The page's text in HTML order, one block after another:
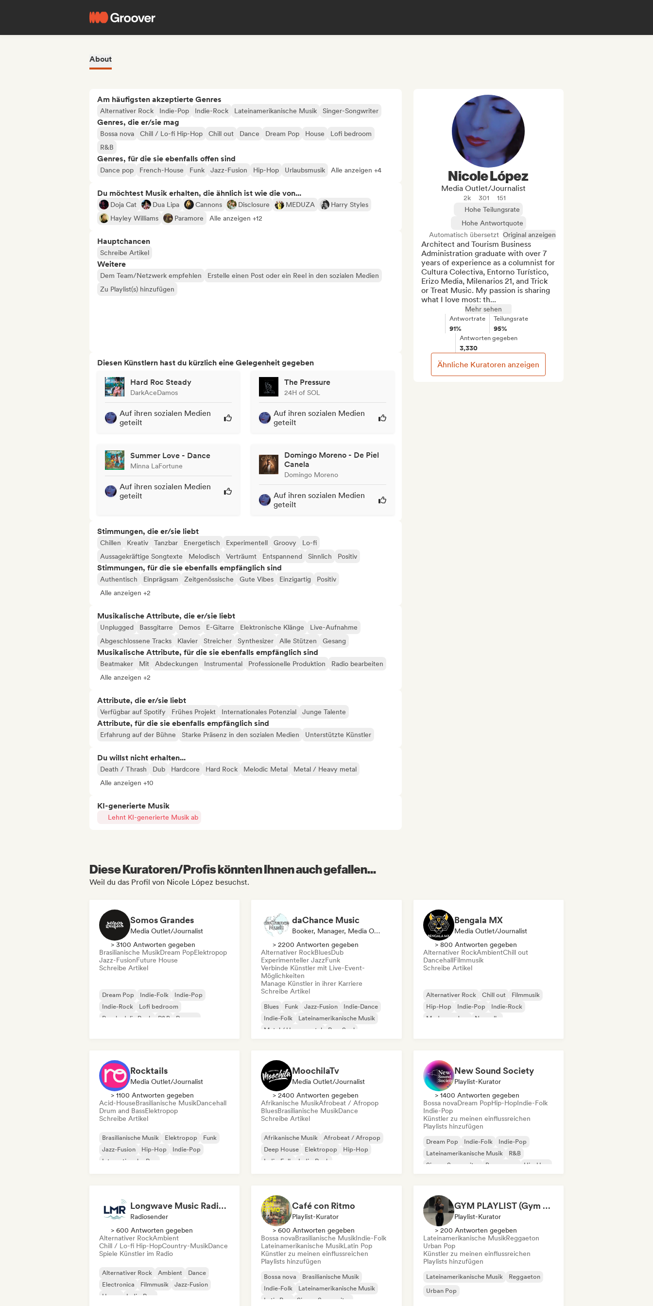
About
Am häufigsten akzeptierte Genres
Alternativer Rock Indie-Pop Indie-Rock Lateinamerikanische Musik Singer-Songwriter
Genres, die er/sie mag
Bossa nova Chill / Lo-fi Hip-Hop Chill out Dance Dream Pop House
Lofi bedroom
R&B
Genres, für die sie ebenfalls offen sind
Dance pop French-House Funk Jazz-Fusion Hip-Hop Urlaubsmusik Alle anzeigen +4
Du möchtest Musik erhalten, die ähnlich ist wie die von...
Doja Cat Dua Lipa Cannons Disclosure MEDUZA
Harry Styles
Hayley Williams
Paramore Alle anzeigen +12
Hauptchancen
Schreibe Artikel
Weitere
Dem Team/Netzwerk empfehlen
Erstelle einen Post oder ein Reel in den sozialen Medien
Zu Playlist(s) hinzufügen
Diesen Künstlern hast du kürzlich eine Gelegenheit gegeben
Hard Roc Steady
DarkAceDamos
Auf ihren sozialen Medien
geteilt
The Pressure
24H of SOL
Auf ihren sozialen Medien
geteilt
Summer Love - Dance
Minna LaFortune
Auf ihren sozialen Medien
geteilt
Domingo Moreno - De Piel
Canela
Domingo Moreno
Auf ihren sozialen Medien
geteilt
Stimmungen, die er/sie liebt
Chillen Kreativ Tanzbar Energetisch Experimentell Groovy
Lo-fi
Aussagekräftige Songtexte
Melodisch Verträumt Entspannend Sinnlich Positiv
Stimmungen, für die sie ebenfalls empfänglich sind
Authentisch Einprägsam Zeitgenössische Gute Vibes Einzigartig
Positiv
Alle anzeigen +2
Musikalische Attribute, die er/sie liebt
Unplugged Bassgitarre Demos E-Gitarre Elektronische Klänge
Live-Aufnahme
Abgeschlossene Tracks
Klavier Streicher Synthesizer Alle Stützen Gesang
Musikalische Attribute, für die sie ebenfalls empfänglich sind
Beatmaker Mit Abdeckungen Instrumental Professionelle Produktion
Radio bearbeiten
Alle anzeigen +2
Attribute, die er/sie liebt
Verfügbar auf Spotify Frühes Projekt Internationales Potenzial Junge Talente
Attribute, für die sie ebenfalls empfänglich sind
Erfahrung auf der Bühne Starke Präsenz in den sozialen Medien Unterstützte Künstler
Du willst nicht erhalten...
Death / Thrash Dub Hardcore Hard Rock Melodic Metal
Metal / Heavy metal
Alle anzeigen +10
KI-generierte Musik
Lehnt KI-generierte Musik ab
Nicole López
Media Outlet/Journalist
2k 301
151
Hohe Teilungsrate
Hohe Antwortquote
Automatisch übersetzt Original anzeigen
Architect and Tourism Business
Administration graduate with over 7
years of experience as a columnist for
Cultura Colectiva, Entorno Turístico,
Erizo Media, Milenarios 21, and Trick
or Treat Music. My passion is sharing
what I love most: th...
Mehr sehen
Antwortrate
91%
Teilungsrate
95%
Antworten gegeben
3,330
Ähnliche Kuratoren anzeigen
Diese Kuratoren/Profis könnten Ihnen auch gefallen...
Weil du das Profil von Nicole López besuchst.
Somos Grandes
Media Outlet/Journalist
> 3100 Antworten gegeben
Brasilianische MusikDream PopElektropop
Jazz-FusionFuture House
Schreibe Artikel
Dream Pop Indie-Folk
Indie-Pop
Indie-Rock
Lofi bedroom
Psychedelic Rock
R&B Reggae
daChance Music
Booker, Manager, Media Outlet/Journalist
> 2200 Antworten gegeben
Alternativer RockBluesDub
Experimenteller JazzFunk
Verbinde Künstler mit Live-Event-
Möglichkeiten
Manage Künstler in ihrer Karriere
Schreibe Artikel
Blues Funk Jazz-Fusion
Indie-Dance
Indie-Folk
Lateinamerikanische Musik
Metal / Heavy metal
Pop-Soul
Bengala MX
Media Outlet/Journalist
> 800 Antworten gegeben
Alternativer RockAmbientChill out
DancehallFilmmusik
Schreibe Artikel
Alternativer Rock Chill out
Filmmusik
Hip-Hop
Indie-Pop
Indie-Rock
Moderner Jazz
Nouvelle
Rocktails
Media Outlet/Journalist
> 1100 Antworten gegeben
Acid-HouseBrasilianische MusikDancehall
Drum and BassElektropop
Schreibe Artikel
Brasilianische Musik Elektropop
Funk
Jazz-Fusion
Hip-Hop
Indie-Pop
Internationaler Rap
MoochilaTv
Media Outlet/Journalist
> 2400 Antworten gegeben
Afrikanische MusikAfrobeat / Afropop
BluesBrasilianische MusikDance
Schreibe Artikel
Afrikanische Musik
Afrobeat / Afropop
Deep House
Elektropop
Hip-Hop
Indie-Folk
Indie-Rock
New Sound Society
Playlist-Kurator
> 1400 Antworten gegeben
Bossa novaDream PopHip-HopIndie-Folk
Indie-Pop
Künstler zu meinen einflussreichen
Playlists hinzufügen
Dream Pop Indie-Folk
Indie-Pop
Lateinamerikanische Musik
R&B
Singer-Songwriter
Bossa nova Hip-Hop
Longwave Music Radio LMR
Radiosender
> 600 Antworten gegeben
Alternativer RockAmbient
Chill / Lo-fi Hip-HopCountry-MusikDance
Spiele Künstler im Radio
Alternativer Rock Ambient
Dance
Electronica
Filmmusik
Jazz-Fusion
House
Indie-Pop
Café con Ritmo
Playlist-Kurator
> 600 Antworten gegeben
Bossa novaBrasilianische MusikIndie-Folk
Lateinamerikanische MusikLatin Pop
Künstler zu meinen einflussreichen
Playlists hinzufügen
Bossa nova
Brasilianische Musik
Indie-Folk
Lateinamerikanische Musik
Latin Pop
Singer-Songwriter
GYM PLAYLIST (Gym Mujeres)
Playlist-Kurator
> 200 Antworten gegeben
Lateinamerikanische MusikReggaeton
Urban Pop
Künstler zu meinen einflussreichen
Playlists hinzufügen
Lateinamerikanische Musik
Reggaeton
Urban Pop